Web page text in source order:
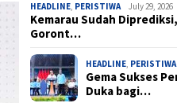
HEADLINE, PERISTIWA July 29, 2026
Kemarau Sudah
Goront…
HEADLINE, PERISTIWA
Gema Sukses
Duka bagi…